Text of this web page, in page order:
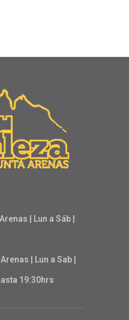
| Lun a Sáb |
| Lun a Sab |
19:30hrs